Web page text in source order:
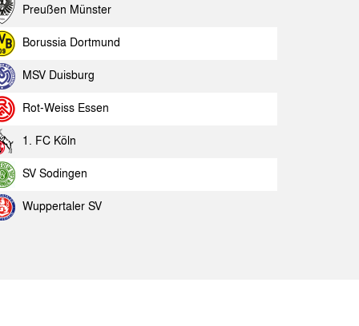
Preußen Münster
Borussia Dortmund
MSV Duisburg
Rot-Weiss Essen
1. FC Köln
SV Sodingen
Wuppertaler SV